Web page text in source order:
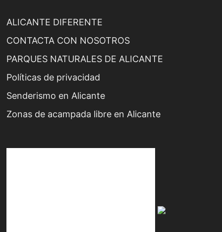
ALICANTE DIFERENTE
CONTACTA CON NOSOTROS
PARQUES NATURALES DE ALICANTE
Políticas de privacidad
Senderismo en Alicante
Zonas de acampada libre en Alicante